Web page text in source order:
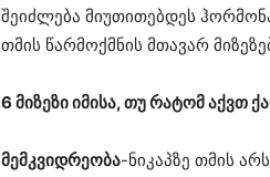
შეიძლება მიუთითებდეს
თმის წარმოქმნის მთავარ
6 მიზეზი იმისა, თუ რატომ აქვთ
მემკვიდრეობა-ნიკაპზე თმის